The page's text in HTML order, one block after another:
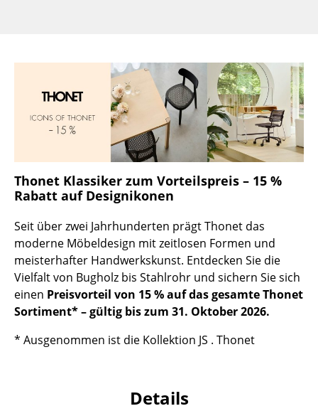
Hängeleuchten & Deckenleuchten
Tischleuchten
Schreibtischleuchten
Stehleuchten & Leseleuchten
Bodenleuchten
Wandleuchten
Outdoor-Leuchten
Akkuleuchten
... alle Leuchten
Thonet Klassiker zum Vorteilspreis – 15 %
Rabatt auf Designikonen
Seit über zwei Jahrhunderten prägt Thonet das
moderne Möbeldesign mit zeitlosen Formen und
meisterhafter Handwerkskunst. Entdecken Sie die
Vielfalt von Bugholz bis Stahlrohr und sichern Sie sich
einen Preisvorteil von 15 % auf das gesamte Thonet
Sortiment* – gültig bis zum 31. Oktober 2026.
* Ausgenommen ist die Kollektion JS . Thonet
Details